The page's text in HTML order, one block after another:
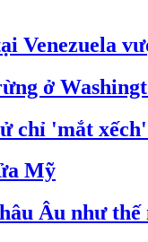
Venezuela
ở
chỉ 'mắt
Mỹ
Âu như thế